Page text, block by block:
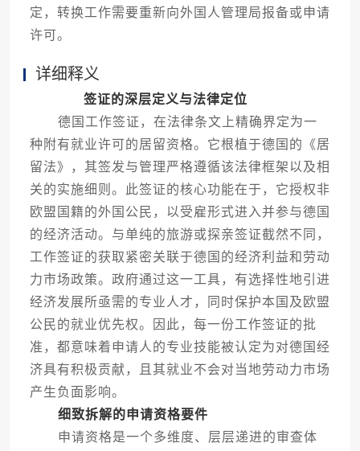
定，转换工作需要重新向外国人管理局报备或申请
许可。
详细释义
签证的深层定义与法律定位
德国工作签证，在法律条文上精确界定为一
种附有就业许可的居留资格。它根植于德国的《居
留法》，其签发与管理严格遵循该法律框架以及相
关的实施细则。此签证的核心功能在于，它授权非
欧盟国籍的外国公民，以受雇形式进入并参与德国
的经济活动。与单纯的旅游或探亲签证截然不同，
工作签证的获取紧密关联于德国的经济利益和劳动
力市场政策。政府通过这一工具，有选择性地引进
经济发展所亟需的专业人才，同时保护本国及欧盟
公民的就业优先权。因此，每一份工作签证的批
准，都意味着申请人的专业技能被认定为对德国经
济具有积极贡献，且其就业不会对当地劳动力市场
产生负面影响。
细致拆解的申请资格要件
申请资格是一个多维度、层层递进的审查体